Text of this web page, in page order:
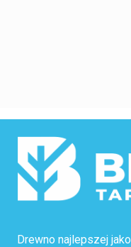
Drewno najlepszej